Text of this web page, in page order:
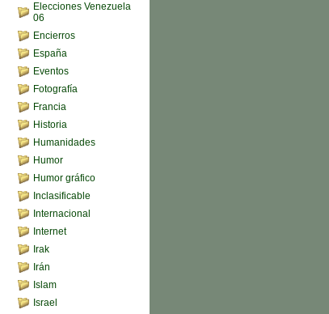
Elecciones Venezuela
06
Encierros
España
Eventos
Fotografía
Francia
Historia
Humanidades
Humor
Humor gráfico
Inclasificable
Internacional
Internet
Irak
Irán
Islam
Israel